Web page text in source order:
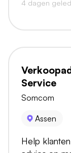
4 dagen
Service
Somcom
Assen
Help